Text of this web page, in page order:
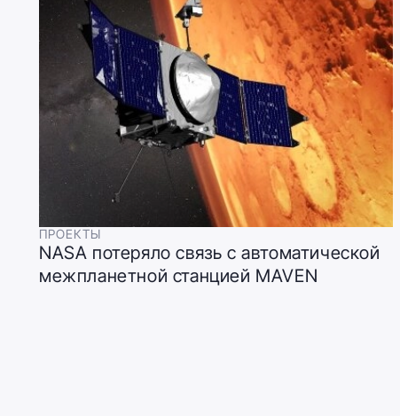
ПРОЕКТЫ
NASA потеряло связь с автоматической
межпланетной станцией MAVEN